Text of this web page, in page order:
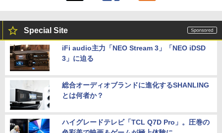
Special Site
iFi audio主力「NEO Stream 3」「NEO iDSD
3」に迫る
総合オーディオブランドに進化するSHANLING
とは何者か？
ハイグレードテレビ「TCL Q7D Pro」。圧巻の